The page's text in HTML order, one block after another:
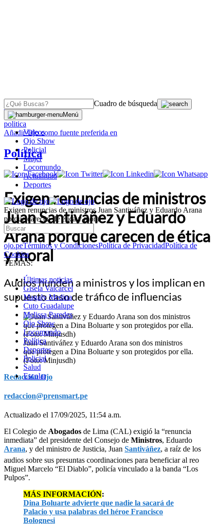
Cuadro de búsqueda
Menú
Videos
Ojo Show
Policial
Mujer
Locomundo
Actualidad
Deportes
Exigen renuncias de ministros Juan Santiváñez y Eduardo Arana
porque carecen de ética y moral
ojo.peTérminos y CondicionesPolítica de PrivacidadPolítica de
Cookies
TEMAS:
Últimas noticias
Gisela Valcarcel
Magaly Medina
Cuto Guadalupe
Melissa Paredes
Ojo Show
Locomundo
Política
Deportes
Policial
Salud
Escolar
OJO
politica
AñadirOjocomo fuente preferida en
Política
Exigen renuncias de ministros
Juan Santiváñez y Eduardo
Arana porque carecen de ética
y moral
Audios hunden a ministros y los implican en
supuesto caso de tráfico de influencias
Juan Santiváñez y Eduardo Arana son dos ministros
que protegen a Dina Boluarte y son protegidos por ella.
(Foto: Minjusdh)
Redacción Ojo
redaccion@prensmart.pe
Actualizado el 17/09/2025, 11:54 a.m.
El Colegio de Abogados de Lima (CAL) exigió la “renuncia
inmediata” del presidente del Consejo de Ministros, Eduardo
Arana, y del ministro de Justicia, Juan Santiváñez, a raíz de los
audios sobre sus presuntas coordinaciones para beneficiar al reo
Miguel Marcelo “El Diablo”, policía vinculado a la banda “Los
Pulpos”.
MÁS INFORMACIÓN:
Dina Boluarte advierte que nadie la sacará de
Palacio y usa palabras del héroe Francisco
Bolognesi